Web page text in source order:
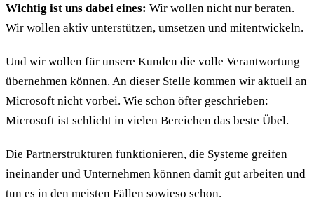
Wichtig ist uns dabei eines: Wir wollen nicht nur beraten.
Wir wollen aktiv unterstützen, umsetzen und mitentwickeln.
Und wir wollen für unsere Kunden die volle Verantwortung
übernehmen können. An dieser Stelle kommen wir aktuell an
Microsoft nicht vorbei. Wie schon öfter geschrieben:
Microsoft ist schlicht in vielen Bereichen das beste Übel.
Die Partnerstrukturen funktionieren, die Systeme greifen
ineinander und Unternehmen können damit gut arbeiten und
tun es in den meisten Fällen sowieso schon.